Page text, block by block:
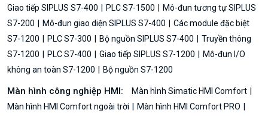
Giao tiếp SIPLUS S7-400
PLC S7-1500
Mô-đun tương tự SIPLUS
S7-200
Mô-đun giao diện SIPLUS S7-400
Các module đặc biệt
S7-1200
PLC S7-300 Bộ nguồn SIPLUS S7-400
Truyền thông
S7-1200
PLC S7-400 Giao tiếp SIPLUS S7-1200
Mô-đun I/O
không an toàn S7-1200
Bộ nguồn S7-1200
Màn hình công nghiệp HMI:
Màn hình Simatic HMI Comfort
Màn hình HMI Comfort ngoài trời
Màn hình HMI Comfort PRO